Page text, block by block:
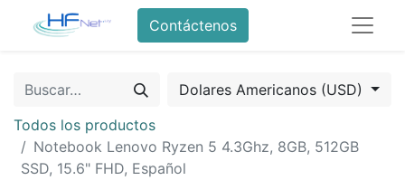
Contáctenos
Dolares Americanos (USD)
Todos los productos
Notebook Lenovo Ryzen 5 4.3Ghz, 8GB, 512GB
SSD, 15.6" FHD, Español